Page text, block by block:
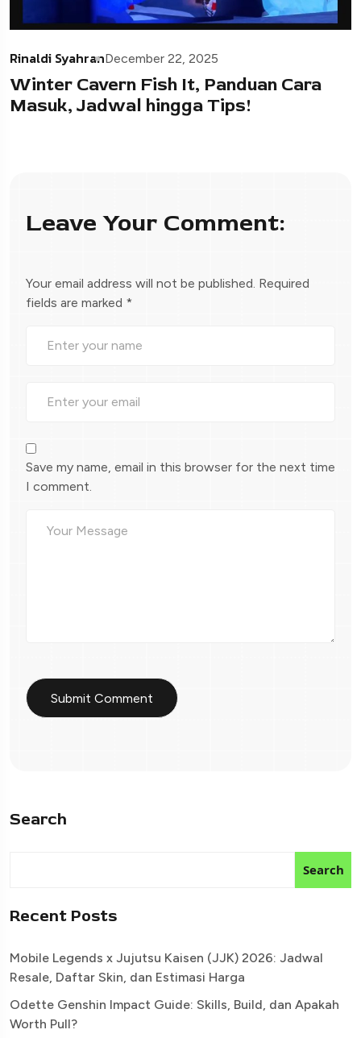
Rinaldi SyahranDecember 22, 2025
Winter Cavern Fish It, Panduan Cara
Masuk, Jadwal hingga Tips!
Leave Your Comment:
Your email address will not be published. Required
fields are marked *
Save my name, email in this browser for the next time
I comment.
Search
Search
Recent Posts
Mobile Legends x Jujutsu Kaisen (JJK) 2026: Jadwal
Resale, Daftar Skin, dan Estimasi Harga
Odette Genshin Impact Guide: Skills, Build, dan Apakah
Worth Pull?